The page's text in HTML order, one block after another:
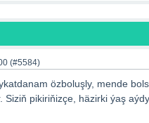
(#5584)
özboluşly, mende
pikiriňizçe, häzirki ýaş